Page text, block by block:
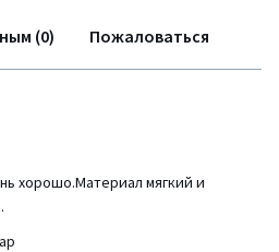
(0) Пожаловаться
хорошо.Материал мягкий и